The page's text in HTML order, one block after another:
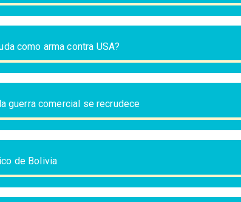
como arma contra USA?
guerra comercial se recrudece
de Bolivia